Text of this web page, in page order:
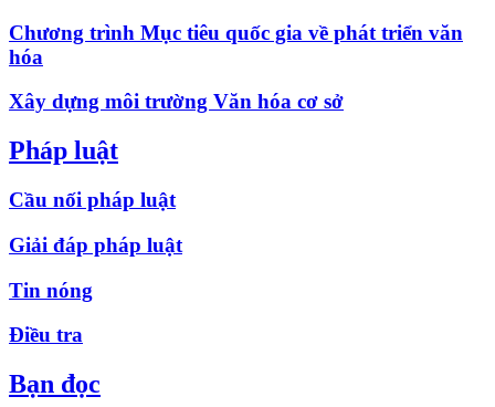
Chương trình Mục tiêu quốc gia về phát triển văn
hóa
Xây dựng môi trường Văn hóa cơ sở
Pháp luật
Cầu nối pháp luật
Giải đáp pháp luật
Tin nóng
Điều tra
Bạn đọc